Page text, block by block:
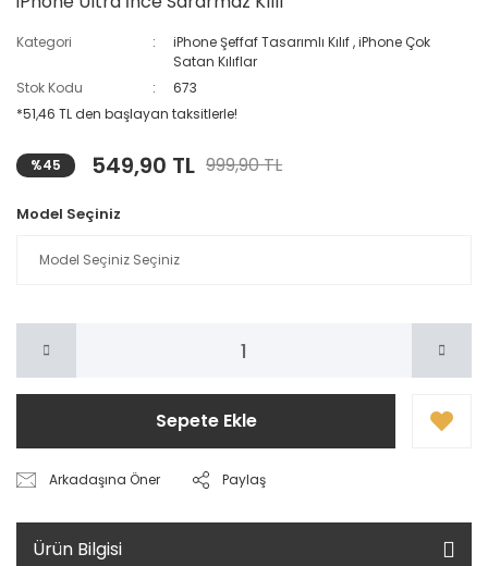
Kategori iPhone Şeffaf Tasarımlı Kılıf,iPhone Çok
Satan Kılıflar
Stok Kodu
673
*51,46 TL den başlayan taksitlerle!
%45 549,90 TL 999,90 TL
Model Seçiniz
Sepete Ekle
Arkadaşına Öner Paylaş
Ürün Bilgisi